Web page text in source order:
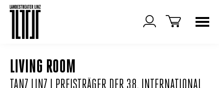
LIVING ROOM